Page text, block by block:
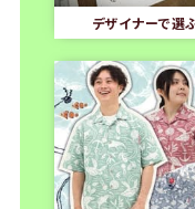
デザイナーで選